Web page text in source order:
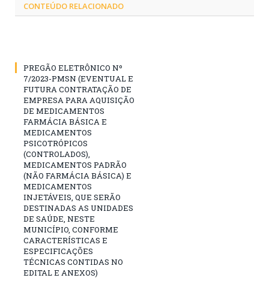
CONTEÚDO RELACIONADO
PREGÃO ELETRÔNICO Nº
7/2023-PMSN (EVENTUAL E
FUTURA CONTRATAÇÃO DE
EMPRESA PARA AQUISIÇÃO
DE MEDICAMENTOS
FARMÁCIA BÁSICA E
MEDICAMENTOS
PSICOTRÓPICOS
(CONTROLADOS),
MEDICAMENTOS PADRÃO
(NÃO FARMÁCIA BÁSICA) E
MEDICAMENTOS
INJETÁVEIS, QUE SERÃO
DESTINADAS AS UNIDADES
DE SAÚDE, NESTE
MUNICÍPIO, CONFORME
CARACTERÍSTICAS E
ESPECIFICAÇÕES
TÉCNICAS CONTIDAS NO
EDITAL E ANEXOS)